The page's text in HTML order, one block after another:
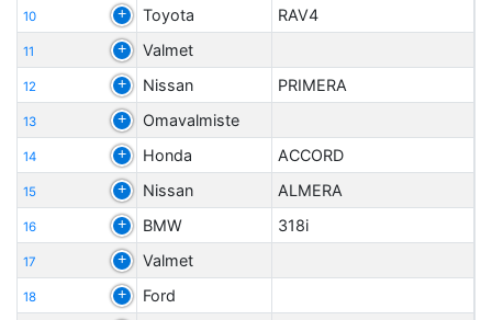
10 Toyota RAV4
11 Valmet
12 Nissan PRIMERA
13 Omavalmiste
14 Honda ACCORD
15 Nissan ALMERA
16 BMW 318i
17 Valmet
18 Ford